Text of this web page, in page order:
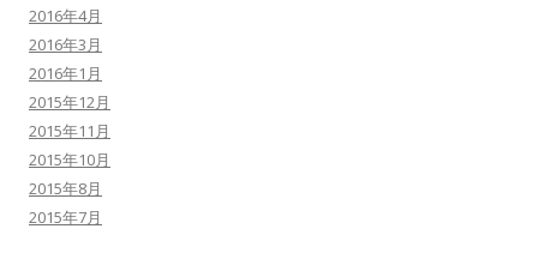
2016年4月
2016年3月
2016年1月
2015年12月
2015年11月
2015年10月
2015年8月
2015年7月